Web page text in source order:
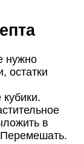
нужно
остатки
в
Перемешать.